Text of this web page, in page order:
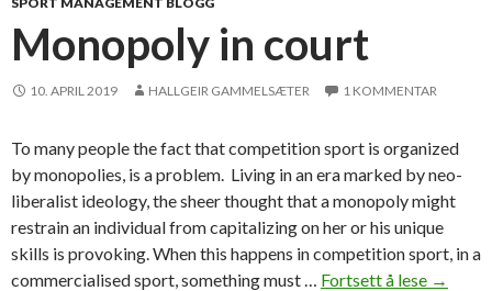
Monopoly in court
10. APRIL 2019 HALLGEIR GAMMELSÆTER 1 KOMMENTAR
To many people the fact that competition sport is organized
by monopolies, is a problem. Living in an era marked by neo-
liberalist ideology, the sheer thought that a monopoly might
restrain an individual from capitalizing on her or his unique
skills is provoking. When this happens in competition sport, in a
commercialised sport, something must … Fortsett å lese M
→